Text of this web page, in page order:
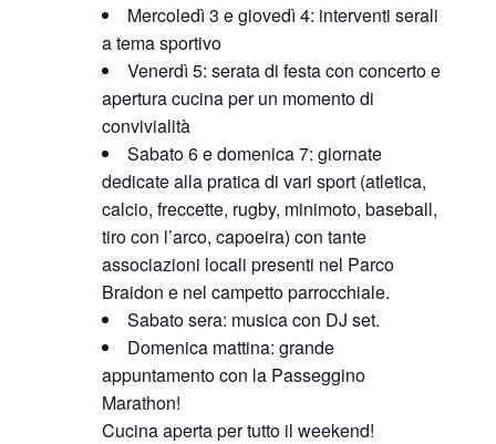
Mercoledì 3 e giovedì 4: interventi serali
a tema sportivo
Venerdì 5: serata di festa con concerto e
apertura cucina per un momento di
convivialità
Sabato 6 e domenica 7: giornate
dedicate alla pratica di vari sport (atletica,
calcio, freccette, rugby, minimoto, baseball,
tiro con l’arco, capoeira) con tante
associazioni locali presenti nel Parco
Braidon e nel campetto parrocchiale.
Sabato sera: musica con DJ set.
Domenica mattina: grande
appuntamento con la Passeggino
Marathon!
Cucina aperta per tutto il weekend!